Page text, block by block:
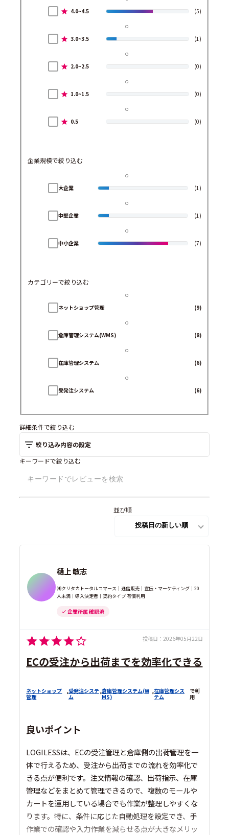
4.0~4.5 (5)
3.0~3.5 (1)
2.0~2.5 (0)
1.0~1.5 (0)
0.5 (0)
企業規模で絞り込む
大企業 (1)
中堅企業 (1)
中小企業 (7)
カテゴリーで絞り込む
ネットショップ管理 (9)
倉庫管理システム(WMS) (8)
在庫管理システム (6)
受発注システム (6)
詳細条件で絞り込む
絞り込み内容の設定
キーワードで絞り込む
並び順
樋上 敏志
㈱クリタカトータルコマース｜通信販売｜宣伝・マーケティング｜20
人未満｜導入決定者｜契約タイプ 有償利用
企業所属 確認済
投稿日： 2026年05月22日
ECの受注から出荷までを効率化できる
ネットショップ
管理
,受発注システ
ム
,倉庫管理システム(W
MS)
,在庫管理シス
テム
で利
用
良いポイント
LOGILESSは、ECの受注管理と倉庫側の出荷管理を一
体で行えるため、受注から出荷までの流れを効率化で
きる点が便利です。注文情報の確認、出荷指示、在庫
管理などをまとめて管理できるので、複数のモールや
カートを運用している場合でも作業が整理しやすくな
ります。特に、条件に応じた自動処理を設定でき、手
作業での確認や入力作業を減らせる点が大きなメリッ